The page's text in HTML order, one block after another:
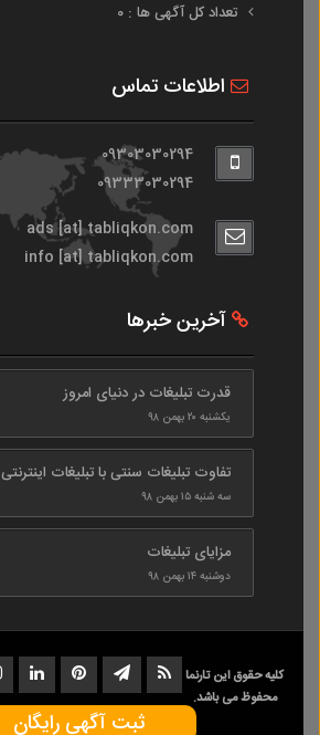
تعداد کل آگهی ها : 0
اطلاعات تماس
09303030294
09333030294
ads [at] tabliqkon.com
info [at] tabliqkon.com
آخرین خبرها
قدرت تبلیغات در دنیای امروز
یکشنبه ۲۰ بهمن ۹۸
تفاوت تبلیغات سنتی با تبلیغات اینترنتی
سه شنبه ۱۵ بهمن ۹۸
مزایای تبلیغات
دوشنبه ۱۴ بهمن ۹۸
کلیه حقوق این تارنما
محفوظ می باشد.
1402-1398
ثبت آگهی رایگان